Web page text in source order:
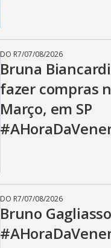
DO R7/07/08/2026
Bruna
fazer compras
Março, em SP
DO R7/07/08/2026
Bruno